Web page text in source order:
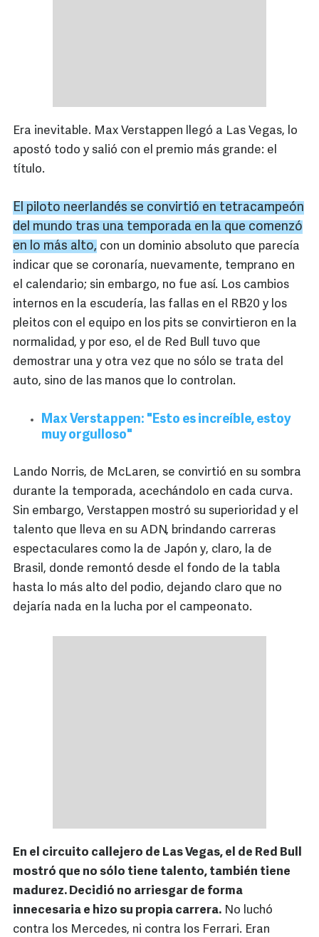
Era inevitable. Max Verstappen llegó a Las Vegas, lo
apostó todo y salió con el premio más grande: el
título.
El piloto neerlandés se convirtió en tetracampeón
del mundo tras una temporada en la que comenzó
en lo más alto, con un dominio absoluto que parecía
indicar que se coronaría, nuevamente, temprano en
el calendario; sin embargo, no fue así. Los cambios
internos en la escudería, las fallas en el RB20 y los
pleitos con el equipo en los pits se convirtieron en la
normalidad, y por eso, el de Red Bull tuvo que
demostrar una y otra vez que no sólo se trata del
auto, sino de las manos que lo controlan.
Max Verstappen: "Esto es increíble, estoy
muy orgulloso"
Lando Norris, de McLaren, se convirtió en su sombra
durante la temporada, acechándolo en cada curva.
Sin embargo, Verstappen mostró su superioridad y el
talento que lleva en su ADN, brindando carreras
espectaculares como la de Japón y, claro, la de
Brasil, donde remontó desde el fondo de la tabla
hasta lo más alto del podio, dejando claro que no
dejaría nada en la lucha por el campeonato.
En el circuito callejero de Las Vegas, el de Red Bull
mostró que no sólo tiene talento, también tiene
madurez. Decidió no arriesgar de forma
innecesaria e hizo su propia carrera. No luchó
contra los Mercedes, ni contra los Ferrari. Eran